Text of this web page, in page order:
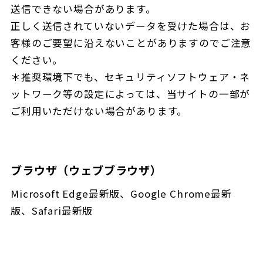
送信できない場合があります。
正しく送信されていないデータを受けた場合は、お
客様のご要望に沿えないことがありますのでご注意
ください。
＊推奨環境下でも、セキュリティソフトウェア・ネ
ットワーク等の設定によっては、当サイトの一部が
ご利用いただけない場合があります。
ブラウザ（ウェブブラウザ）
Microsoft Edge最新版、Google Chrome最新
版、Safari最新版